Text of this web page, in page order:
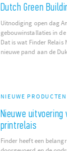
Dutch Green
Uitnodiging open dag
gebouwinstallaties in
Dat is wat Finder
nieuwe pand aan de
NIEUWE PRODUCTEN
Nieuwe
printrelais
Finder heeft een